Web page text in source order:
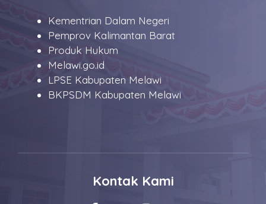
Kementrian Dalam Negeri
Pemprov Kalimantan Barat
Produk Hukum
Melawi.go.id
LPSE Kabupaten Melawi
BKPSDM Kabupaten Melawi
Kontak Kami